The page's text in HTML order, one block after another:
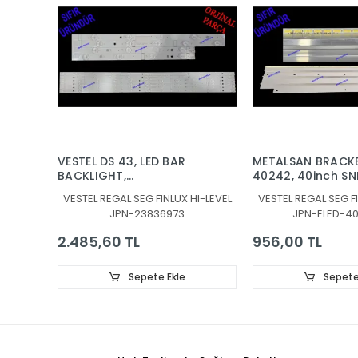
VESTEL DS 43, LED BAR
BACKLIGHT,
M_V04, JL.D430B1330-
078BS-M_V03,
30108746CA11 ,
30108747CB11
VESTEL REGAL SEG FINLUX HI-LEVEL
JPN-23836973
2.485,60 TL
Sepete Ekle
METALSAN
40242, 40inch
131219, 30080939
VESTEL REGAL SEG
JPN-ELED-
956,00 TL